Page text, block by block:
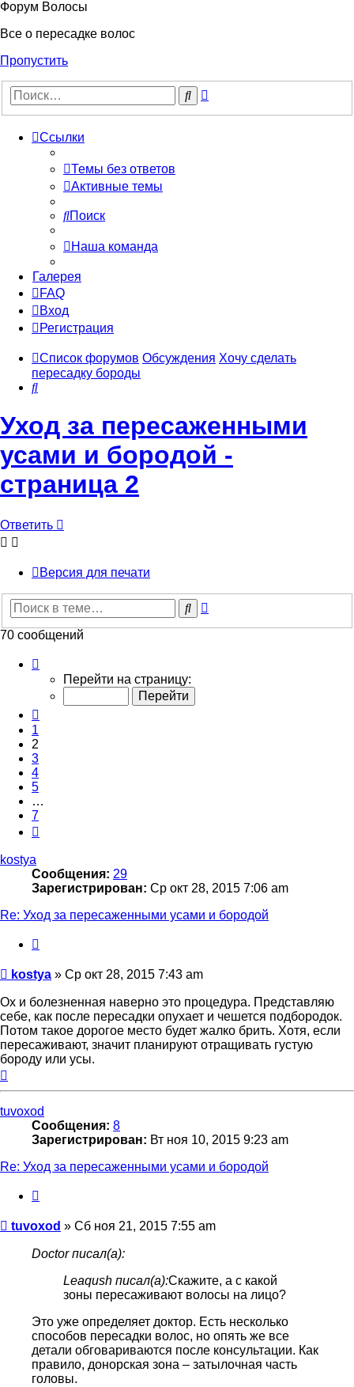
Форум Волосы
Все о пересадке волос
Пропустить
Поиск
Ссылки
Темы без ответов
Активные темы
Поиск
Наша команда
Галерея
FAQ
Вход
Регистрация
Список форумов Обсуждения Хочу сделать
пересадку бороды
Поиск
Уход за пересаженными
усами и бородой -
страница 2
Ответить
Версия для печати
Поиск
70 сообщений
Перейти на страницу:
1
2
3
4
5
…
7
kostya
Сообщения: 29
Зарегистрирован: Ср окт 28, 2015 7:06 am
Re: Уход за пересаженными усами и бородой
Сообщение
kostya » Ср окт 28, 2015 7:43 am
Ох и болезненная наверно это процедура. Представляю
себе, как после пересадки опухает и чешется подбородок.
Потом такое дорогое место будет жалко брить. Хотя, если
пересаживают, значит планируют отращивать густую
бороду или усы.
tuvoxod
Сообщения: 8
Зарегистрирован: Вт ноя 10, 2015 9:23 am
Re: Уход за пересаженными усами и бородой
Сообщение
tuvoxod » Сб ноя 21, 2015 7:55 am
Doctor писал(а):
Leaqush писал(а):Скажите, а с какой
зоны пересаживают волосы на лицо?
Это уже определяет доктор. Есть несколько
способов пересадки волос, но опять же все
детали обговариваются после консультации. Как
правило, донорская зона – затылочная часть
головы.